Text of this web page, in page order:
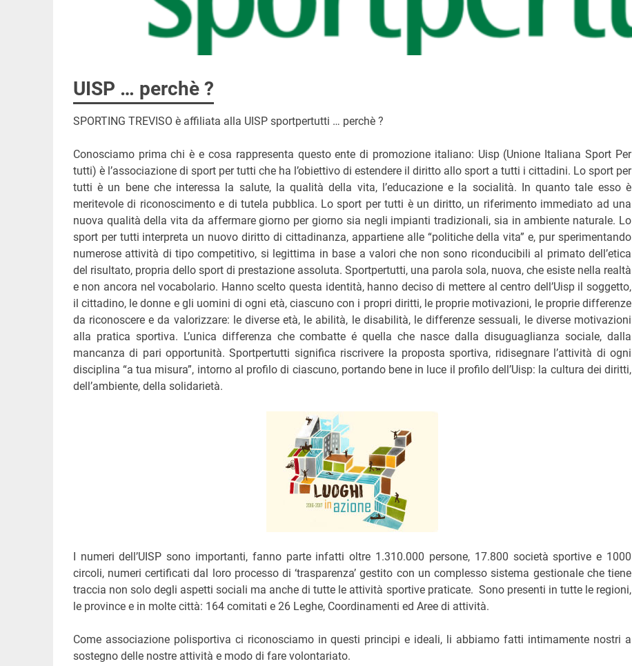
UISP … perchè ?
SPORTING TREVISO è affiliata alla UISP sportpertutti … perchè ?
Conosciamo prima chi è e cosa rappresenta questo ente di promozione italiano: Uisp (Unione Italiana Sport Per
tutti) è l’associazione di sport per tutti che ha l’obiettivo di estendere il diritto allo sport a tutti i cittadini. Lo sport per
tutti è un bene che interessa la salute, la qualità della vita, l’educazione e la socialità. In quanto tale esso è
meritevole di riconoscimento e di tutela pubblica. Lo sport per tutti è un diritto, un riferimento immediato ad una
nuova qualità della vita da affermare giorno per giorno sia negli impianti tradizionali, sia in ambiente naturale. Lo
sport per tutti interpreta un nuovo diritto di cittadinanza, appartiene alle “politiche della vita” e, pur sperimentando
numerose attività di tipo competitivo, si legittima in base a valori che non sono riconducibili al primato dell’etica
del risultato, propria dello sport di prestazione assoluta. Sportpertutti, una parola sola, nuova, che esiste nella realtà
e non ancora nel vocabolario. Hanno scelto questa identità, hanno deciso di mettere al centro dell’Uisp il soggetto,
il cittadino, le donne e gli uomini di ogni età, ciascuno con i propri diritti, le proprie motivazioni, le proprie differenze
da riconoscere e da valorizzare: le diverse età, le abilità, le disabilità, le differenze sessuali, le diverse motivazioni
alla pratica sportiva. L’unica differenza che combatte é quella che nasce dalla disuguaglianza sociale, dalla
mancanza di pari opportunità. Sportpertutti significa riscrivere la proposta sportiva, ridisegnare l’attività di ogni
disciplina “a tua misura”, intorno al profilo di ciascuno, portando bene in luce il profilo dell’Uisp: la cultura dei diritti,
dell’ambiente, della solidarietà.
I numeri dell’UISP sono importanti, fanno parte infatti oltre 1.310.000 persone, 17.800 società sportive e 1000
circoli, numeri certificati dal loro processo di ‘trasparenza’ gestito con un complesso sistema gestionale che tiene
traccia non solo degli aspetti sociali ma anche di tutte le attività sportive praticate. Sono presenti in tutte le regioni,
le province e in molte città: 164 comitati e 26 Leghe, Coordinamenti ed Aree di attività.
Come associazione polisportiva ci riconosciamo in questi principi e ideali, li abbiamo fatti intimamente nostri a
sostegno delle nostre attività e modo di fare volontariato.